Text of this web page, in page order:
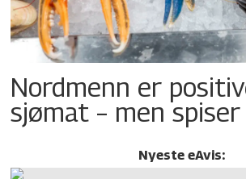
Nordmenn er
sjømat – men
Nyeste eAvis: